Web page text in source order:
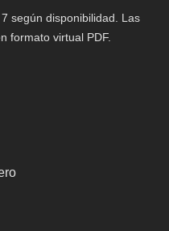
según disponibilidad. Las
formato virtual PDF.